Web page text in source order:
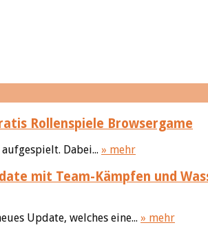
Rollenspiele Browsergame
Dabei... » mehr
mit Team-Kämpfen und
Update, welches eine... » mehr